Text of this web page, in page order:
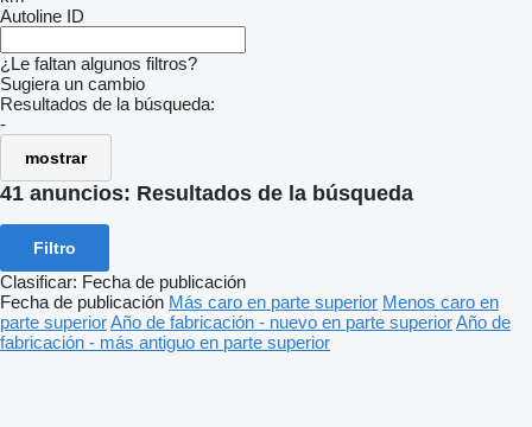
Autoline ID
¿Le faltan algunos filtros?
Sugiera un cambio
Resultados de la búsqueda:
-
mostrar
41 anuncios: Resultados de la búsqueda
Filtro
Clasificar: Fecha de publicación
Fecha de publicación Más caro en parte superior Menos caro en
parte superiorAño de fabricación - nuevo en parte superiorAño de
fabricación - más antiguo en parte superior